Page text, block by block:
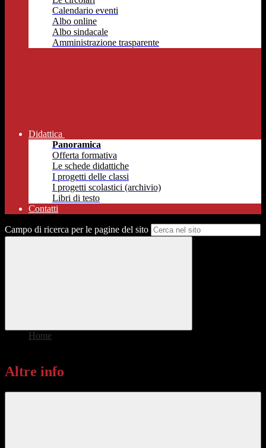
Calendario eventi
Albo online
Albo sindacale
Amministrazione trasparente
Didattica
Panoramica
Offerta formativa
Le schede didattiche
I progetti delle classi
I progetti scolastici (archivio)
Libri di testo
Contatti
Campo di ricerca per le pagine del sito
Home
Altre info